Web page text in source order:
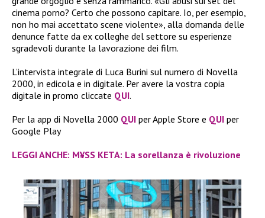
cinema porno? Certo che possono capitare. Io, per esempio,
non ho mai accettato scene violente», alla domanda delle
denunce fatte da ex colleghe del settore su esperienze
sgradevoli durante la lavorazione dei film.
L’intervista integrale di Luca Burini sul numero di Novella
2000, in edicola e in digitale. Per avere la vostra copia
digitale in promo cliccate QUI.
Per la app di Novella 2000 QUI per Apple Store e QUI per
Google Play
LEGGI ANCHE: M¥SS KETA: La sorellanza è rivoluzione